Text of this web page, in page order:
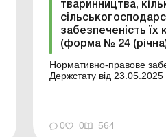
тваринництва,
забезпеченість їх
(форма № 24
Нормативно-правове
Держстату від
кількості
забезпеченості їх кормами"
0 0 564